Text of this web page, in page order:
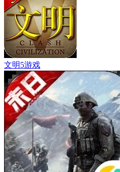
文明5游戏